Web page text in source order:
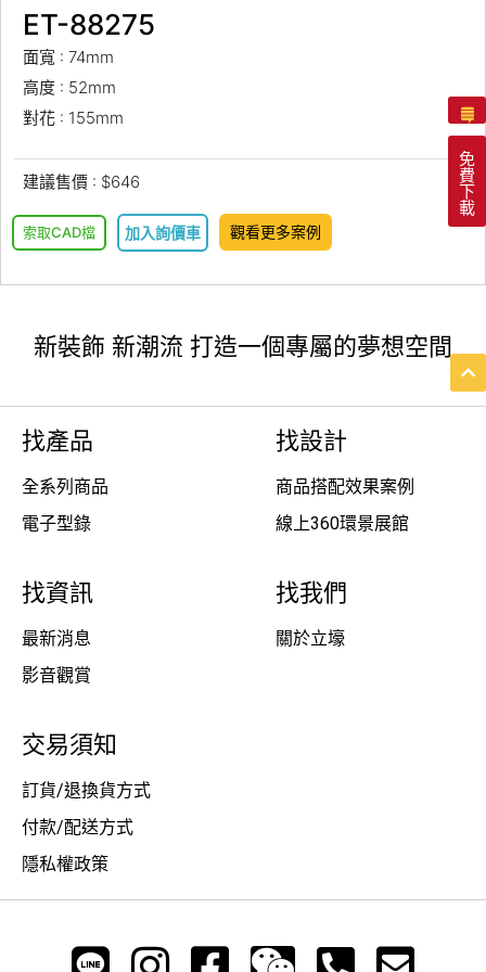
ET-88275
面寬 : 74mm
高度 : 52mm
對花 : 155mm
建議售價 : $646
索取CAD檔 加入詢價車 觀看更多案例
免
費
下
載
新裝飾 新潮流 打造一個專屬的夢想空間
找產品
全系列商品
電子型錄
找設計
商品搭配效果案例
線上360環景展館
找資訊
最新消息
影音觀賞
找我們
關於立壕
交易須知
訂貨/退換貨方式
付款/配送方式
隱私權政策